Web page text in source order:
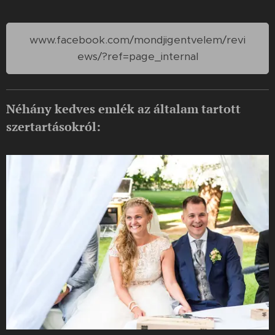
www.facebook.com/mondjigentvelem/revi
ews/?ref=page_internal
Néhány kedves emlék az általam tartott
szertartásokról: